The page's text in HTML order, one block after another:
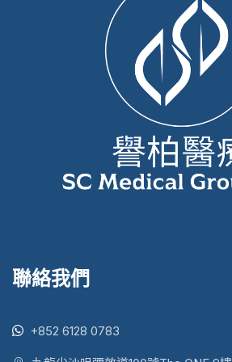
聯絡我們
+852 6128 0783